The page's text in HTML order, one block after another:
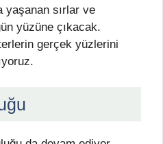
yaşanan sırlar ve
yüzüne çıkacak.
gerçek yüzlerini